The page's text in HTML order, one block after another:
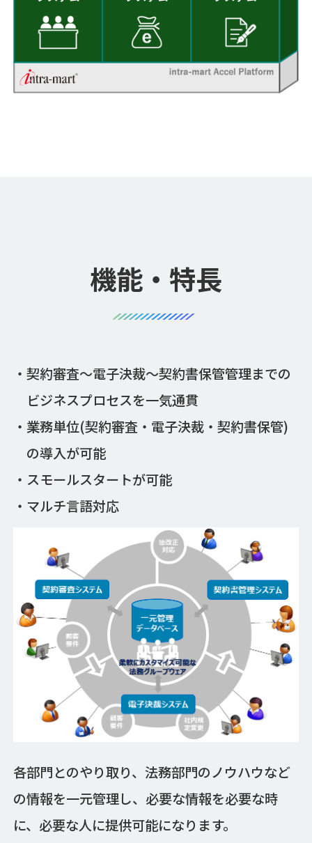
機能・特長
契約審査～電子決裁～契約書保管管理までの
ビジネスプロセスを一気通貫
業務単位(契約審査・電子決裁・契約書保管)
の導入が可能
スモールスタートが可能
マルチ言語対応
各部門とのやり取り、法務部門のノウハウなど
の情報を一元管理し、必要な情報を必要な時
に、必要な人に提供可能になります。